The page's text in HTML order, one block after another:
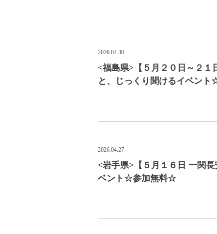
2026.04.30
<福島県>【５月２０日～２
と、じっくり聞けるイベン
2026.04.27
<岩手県>【５月１６日 一関
ベント☆参加無料☆